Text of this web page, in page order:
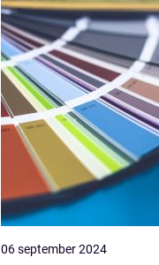
06 september 2024